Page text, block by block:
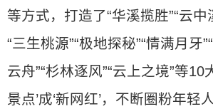
等方式，打造了“华溪揽胜”“云中
“三生桃源”“极地探秘”“情满月牙
云舟”“杉林逐风”“云上之境”等10
景点’成‘新网红’，不断圈粉年轻人